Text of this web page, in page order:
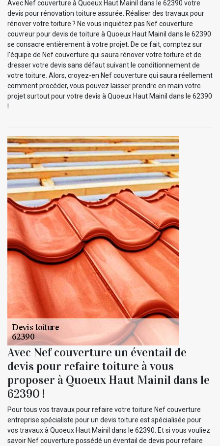
Avec Nef couverture à Quoeux Haut Mainil dans le 62390 votre
devis pour rénovation toiture assurée. Réaliser des travaux pour
rénover votre toiture ? Ne vous inquiétez pas Nef couverture
couvreur pour devis de toiture à Quoeux Haut Mainil dans le 62390
se consacre entièrement à votre projet. De ce fait, comptez sur
l’équipe de Nef couverture qui saura rénover votre toiture et de
dresser votre devis sans défaut suivant le conditionnement de
votre toiture. Alors, croyez-en Nef couverture qui saura réellement
comment procéder, vous pouvez laisser prendre en main votre
projet surtout pour votre devis à Quoeux Haut Mainil dans le 62390
!
Avec Nef couverture un éventail de
devis pour refaire toiture à vous
proposer à Quoeux Haut Mainil dans le
62390 !
Pour tous vos travaux pour refaire votre toiture Nef couverture
entreprise spécialiste pour un devis toiture est spécialisée pour
vos travaux à Quoeux Haut Mainil dans le 62390. Et si vous vouliez
savoir Nef couverture possédé un éventail de devis pour refaire